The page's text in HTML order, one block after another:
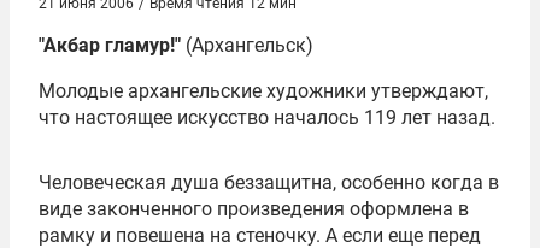
21 июня 2006 / Время чтения 12 мин
"Акбар гламур!" (Архангельск)
Молодые архангельские художники утверждают,
что настоящее искусство началось 119 лет назад.
Человеческая душа беззащитна, особенно когда в
виде законченного произведения оформлена в
рамку и повешена на стеночку. А если еще перед